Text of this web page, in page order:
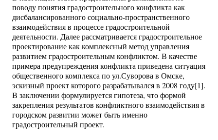
поводу понятия градостроительного конфликта как
дисбалансированного социально-пространственного
взаимодействия в процессе градостроительной
деятельности. Далее рассматривается градостроительное
проектирование как комплексный метод управления
развитием градостроительным конфликтом. В качестве
примера предупреждения конфликта приведена ситуация
общественного комплекса по ул.Суворова в Омске,
эскизный проект которого разрабатывался в 2008 году[1].
В заключении формулируется гипотеза, что формой
закрепления результатов конфликтного взаимодействия в
городском развитии может быть именно
градостроительный проект.